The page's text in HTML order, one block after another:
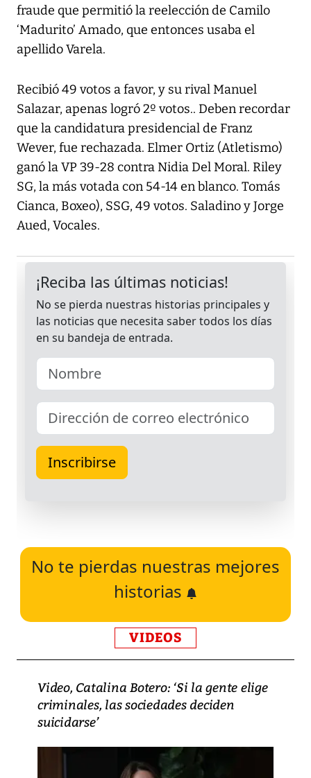
fraude que permitió la reelección de Camilo
‘Madurito’ Amado, que entonces usaba el
apellido Varela.
Recibió 49 votos a favor, y su rival Manuel
Salazar, apenas logró 2º votos.. Deben recordar
que la candidatura presidencial de Franz
Wever, fue rechazada. Elmer Ortiz (Atletismo)
ganó la VP 39-28 contra Nidia Del Moral. Riley
SG, la más votada con 54-14 en blanco. Tomás
Cianca, Boxeo), SSG, 49 votos. Saladino y Jorge
Aued, Vocales.
No te pierdas nuestras mejores
historias
VIDEOS
Video, Catalina Botero: ‘Si la gente elige
criminales, las sociedades deciden
suicidarse’